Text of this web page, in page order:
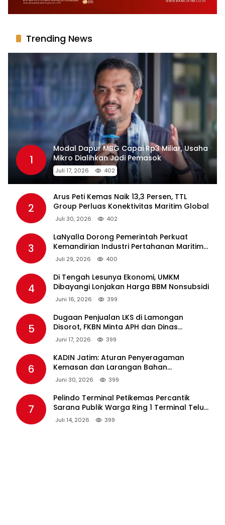
Trending News
1
Modal Dapur MBG Capai Rp3 Miliar, Usaha
Mikro Dialihkan Jadi Pemasok
Juli 17, 2026 402
2
Arus Peti Kemas Naik 13,3 Persen, TTL
Group Perluas Konektivitas Maritim Global
Juli 30, 2026 402
3
LaNyalla Dorong Pemerintah Perkuat
Kemandirian Industri Pertahanan Maritim
Lewat PT PAL
Juli 29, 2026 400
4
Di Tengah Lesunya Ekonomi, UMKM
Dibayangi Lonjakan Harga BBM Nonsubsidi
Juni 16, 2026 399
5
Dugaan Penjualan LKS di Lamongan
Disorot, FKBN Minta APH dan Dinas
Pendidikan Bertindak Tegas.
Juni 17, 2026 399
6
KADIN Jatim: Aturan Penyeragaman
Kemasan dan Larangan Bahan
Tambahan Berpotensi Ganggu Industri
Juni 30, 2026 399
7
Pelindo Terminal Petikemas Percantik
Sarana Publik Warga Ring 1 Terminal Teluk
Lamong Lewat Program TJSL
Juli 14, 2026 399